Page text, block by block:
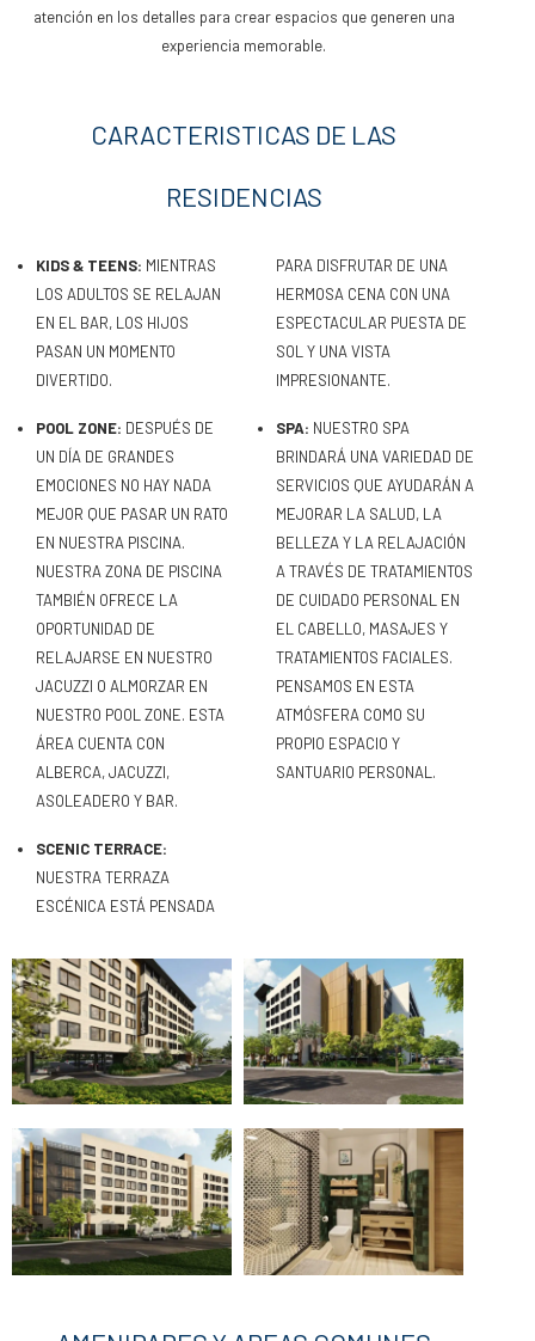
atención en los detalles para crear espacios que generen una
experiencia memorable.
CARACTERISTICAS DE LAS
RESIDENCIAS
KIDS & TEENS: MIENTRAS
LOS ADULTOS SE RELAJAN
EN EL BAR, LOS HIJOS
PASAN UN MOMENTO
DIVERTIDO.
POOL ZONE: DESPUÉS DE
UN DÍA DE GRANDES
EMOCIONES NO HAY NADA
MEJOR QUE PASAR UN RATO
EN NUESTRA PISCINA.
NUESTRA ZONA DE PISCINA
TAMBIÉN OFRECE LA
OPORTUNIDAD DE
RELAJARSE EN NUESTRO
JACUZZI O ALMORZAR EN
NUESTRO POOL ZONE. ESTA
ÁREA CUENTA CON
ALBERCA, JACUZZI,
ASOLEADERO Y BAR.
SCENIC TERRACE:
NUESTRA TERRAZA
ESCÉNICA ESTÁ PENSADA
PARA DISFRUTAR DE UNA
HERMOSA CENA CON UNA
ESPECTACULAR PUESTA DE
SOL Y UNA VISTA
IMPRESIONANTE.
SPA: NUESTRO SPA
BRINDARÁ UNA VARIEDAD DE
SERVICIOS QUE AYUDARÁN A
MEJORAR LA SALUD, LA
BELLEZA Y LA RELAJACIÓN
A TRAVÉS DE TRATAMIENTOS
DE CUIDADO PERSONAL EN
EL CABELLO, MASAJES Y
TRATAMIENTOS FACIALES.
PENSAMOS EN ESTA
ATMÓSFERA COMO SU
PROPIO ESPACIO Y
SANTUARIO PERSONAL.